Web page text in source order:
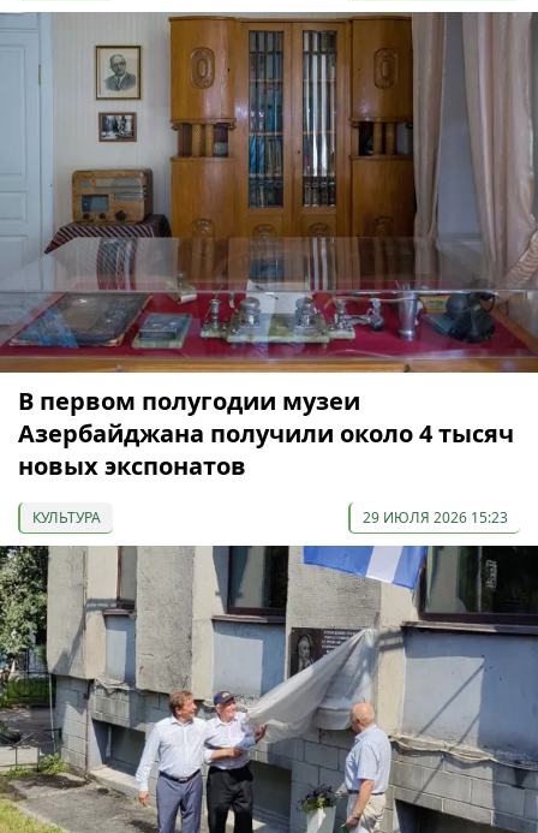
В первом полугодии музеи
Азербайджана получили около 4 тысяч
новых экспонатов
КУЛЬТУРА 29 ИЮЛЯ 2026 15:23